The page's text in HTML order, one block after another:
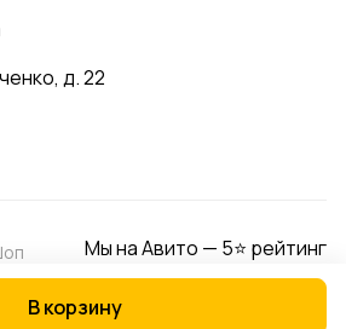
В корзину
д. 22
Мы на Авито — 5⭐ рейтинг
Оферта